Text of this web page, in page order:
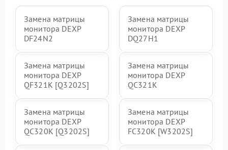
Замена матрицы
монитора DEXP
DF24N2
Замена матрицы
монитора DEXP
DQ27H1
Замена матрицы
монитора DEXP
QF321K [Q3202S]
Замена матрицы
монитора DEXP
QC321K
Замена матрицы
монитора DEXP
QC320K [Q3202S]
Замена матрицы
монитора DEXP
FC320K [W3202S]